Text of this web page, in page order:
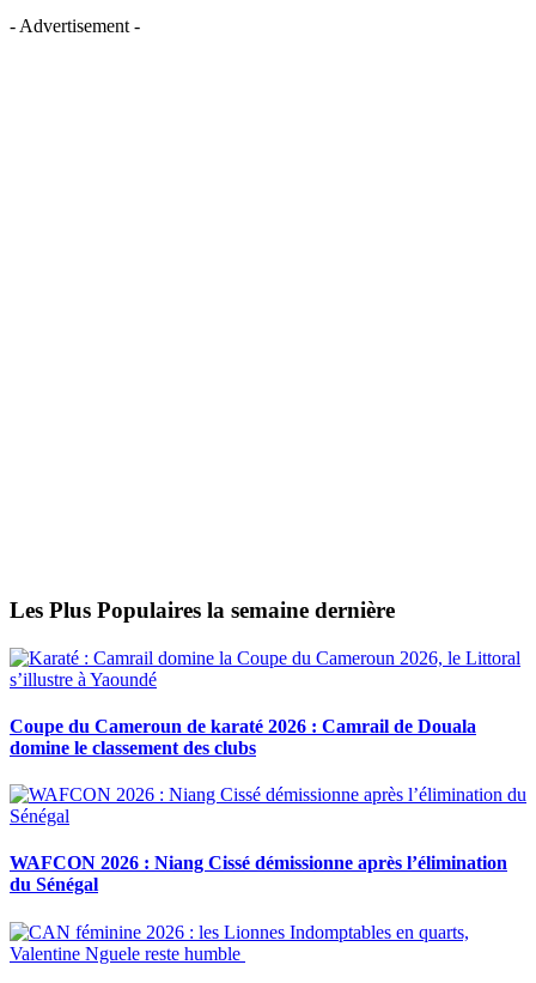
- Advertisement -
Les Plus Populaires la semaine dernière
Coupe du Cameroun de karaté 2026 : Camrail de Douala
domine le classement des clubs
WAFCON 2026 : Niang Cissé démissionne après l’élimination
du Sénégal